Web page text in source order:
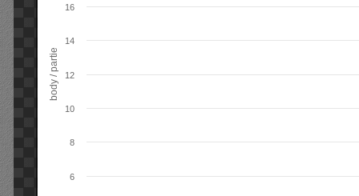
body / partie
6
8
10
12
14
16